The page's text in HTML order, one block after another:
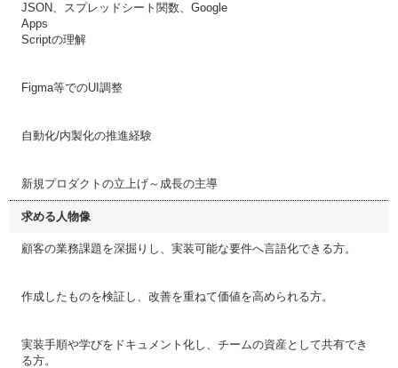
JSON、スプレッドシート関数、Google
Apps
Scriptの理解
Figma等でのUI調整
自動化/内製化の推進経験
新規プロダクトの立上げ～成長の主導
求める人物像
顧客の業務課題を深掘りし、実装可能な要件へ言語化できる方。
作成したものを検証し、改善を重ねて価値を高められる方。
実装手順や学びをドキュメント化し、チームの資産として共有でき
る方。